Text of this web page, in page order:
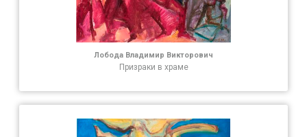
Лобода Владимир Викторович
Призраки в храме